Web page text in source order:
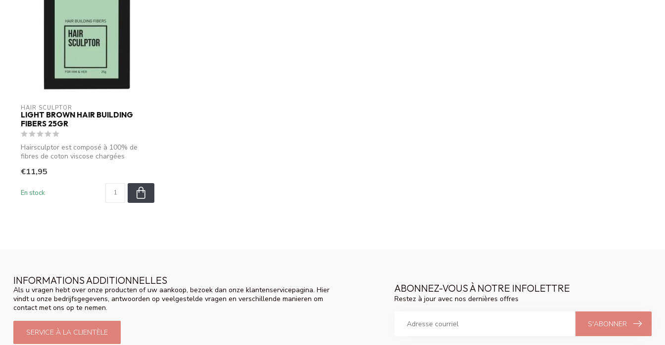
HAIR SCULPTOR
LIGHT BROWN HAIR BUILDING
FIBERS 25GR
Hairsculptor est composé à 100% de
fibres de coton viscose chargées
€11,95
En stock
INFORMATIONS ADDITIONNELLES
Als u vragen hebt over onze producten of uw aankoop, bezoek dan onze klantenservicepagina. Hier
vindt u onze bedrijfsgegevens, antwoorden op veelgestelde vragen en verschillende manieren om
contact met ons op te nemen.
SERVICE À LA CLIENTÈLE
ABONNEZ-VOUS À NOTRE INFOLETTRE
Restez à jour avec nos dernières offres
S'ABONNER